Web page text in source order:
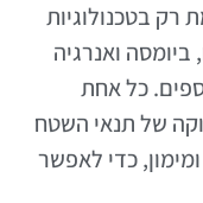
בטכנולוגיות
ביומסה ואנרגיה
כל אחת
של תנאי השטח
כדי לאפשר